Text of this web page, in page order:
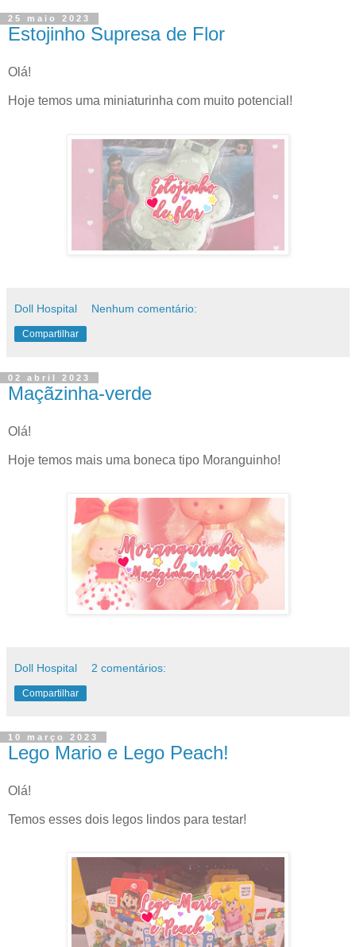
25 maio 2023
Estojinho Supresa de Flor
Olá!
Hoje temos uma miniaturinha com muito potencial!
Doll Hospital Nenhum comentário:
Compartilhar
02 abril 2023
Maçãzinha-verde
Olá!
Hoje temos mais uma boneca tipo Moranguinho!
Doll Hospital 2 comentários:
Compartilhar
10 março 2023
Lego Mario e Lego Peach!
Olá!
Temos esses dois legos lindos para testar!